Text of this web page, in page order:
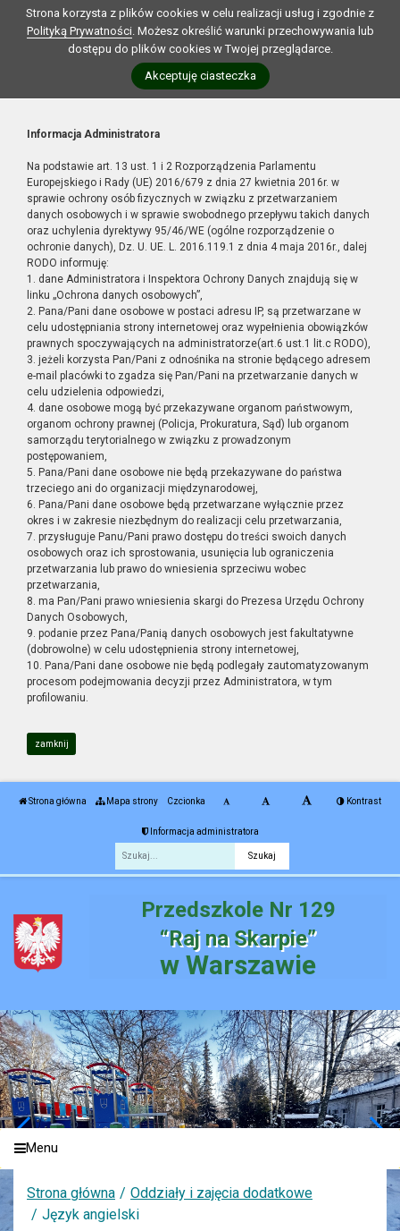
Strona korzysta z plików cookies w celu realizacji usług i zgodnie z
Polityką Prywatności. Możesz określić warunki przechowywania lub
dostępu do plików cookies w Twojej przeglądarce.
Akceptuję ciasteczka
Informacja Administratora
Na podstawie art. 13 ust. 1 i 2 Rozporządzenia Parlamentu
Europejskiego i Rady (UE) 2016/679 z dnia 27 kwietnia 2016r. w
sprawie ochrony osób fizycznych w związku z przetwarzaniem
danych osobowych i w sprawie swobodnego przepływu takich danych
oraz uchylenia dyrektywy 95/46/WE (ogólne rozporządzenie o
ochronie danych), Dz. U. UE. L. 2016.119.1 z dnia 4 maja 2016r., dalej
RODO informuję:
1. dane Administratora i Inspektora Ochrony Danych znajdują się w
linku „Ochrona danych osobowych”,
2. Pana/Pani dane osobowe w postaci adresu IP, są przetwarzane w
celu udostępniania strony internetowej oraz wypełnienia obowiązków
prawnych spoczywających na administratorze(art.6 ust.1 lit.c RODO),
3. jeżeli korzysta Pan/Pani z odnośnika na stronie będącego adresem
e-mail placówki to zgadza się Pan/Pani na przetwarzanie danych w
celu udzielenia odpowiedzi,
4. dane osobowe mogą być przekazywane organom państwowym,
organom ochrony prawnej (Policja, Prokuratura, Sąd) lub organom
samorządu terytorialnego w związku z prowadzonym
postępowaniem,
5. Pana/Pani dane osobowe nie będą przekazywane do państwa
trzeciego ani do organizacji międzynarodowej,
6. Pana/Pani dane osobowe będą przetwarzane wyłącznie przez
okres i w zakresie niezbędnym do realizacji celu przetwarzania,
7. przysługuje Panu/Pani prawo dostępu do treści swoich danych
osobowych oraz ich sprostowania, usunięcia lub ograniczenia
przetwarzania lub prawo do wniesienia sprzeciwu wobec
przetwarzania,
8. ma Pan/Pani prawo wniesienia skargi do Prezesa Urzędu Ochrony
Danych Osobowych,
9. podanie przez Pana/Panią danych osobowych jest fakultatywne
(dobrowolne) w celu udostępnienia strony internetowej,
10. Pana/Pani dane osobowe nie będą podlegały zautomatyzowanym
procesom podejmowania decyzji przez Administratora, w tym
profilowaniu.
zamknij
Strona główna Mapa strony Czcionka Kontrast
Informacja administratora
Przedszkole Nr 129
“Raj na Skarpie”
w Warszawie
Menu
Strona główna
Oddziały i zajęcia dodatkowe
Język angielski